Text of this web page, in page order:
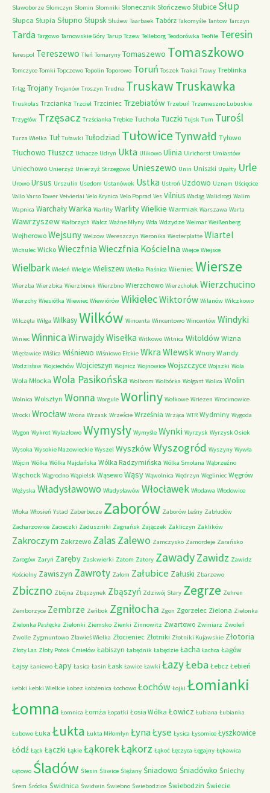
Sławoborze Słomczyn Słomin Słomniki Słonecznik Słończewo Słubice Słup
Słupca Słupia Słupno Słupsk Służew Taarbaek Tabórz Takomyśle Tantow Tarczyn
Tarda Targowo Tarnowskie Góry Tarup Tczew Telleborg Teodorówka Teofile Teresin
Terespol Tereszewo Tleń Tomaryny Tomaszewo Tomaszkowo
Tomczyce Tomki Topczewo Topolin Toporowo Toruń Toszek Trakai Trawy Treblinka
Trląg Trojany Trojanów Troszyn Trudna TruskawTruskawka
Truskolas Trzcianka Trzciel Trzciniec Trzebiatów Trzebuń Trzemeszno Lubuskie
Trzygłów Trzęsacz Trzścianka Trębice Tuchola Tuczki Tujsk Tum Turośl
Turza Wielka Tuł Tuławki Tułodziad Tułowice Tynwałd Tyłowo
Tłuchowo Tłuszcz Uchacze Udryn Ukta Ulikowo Ulinia Ulrichorst Umiastów
Uniechowo Unierzyż Unierzyż Strzegowo Unieszewo Unin Uniszki Upałty Urle
Urowo Ursus Urszulin Usedom Ustanówek Ustka Ustroń Uzdowo Uznam Uścięcice
Vallo Varso Tower Veivieriai Velo Krynica Velo Poprad Ves Vilnius Wadąg Walidrogi Walim
Wapnica WarchałyWarka Warlity Warlity Wielkie Warmiak Warszawa Warta
Wawrzyszew Wałbrzych Wałcz Ważne Młyny Wda Wdzydze Weimar Weißenberg
Wejherowo Wejsuny Welzow Wereszczyn Weronika Westerplatte Wiartel
Wichulec Wicko Wieczfnia Wieczfnia Kościelna Wiejce Wiejsce
Wielbark Wieleń Wielgie Wieliszew Wielka Piaśnica Wieniec Wiersze
Wierzba Wierzbica Wierzbinek Wierzbno Wierzchowo Wierzchołek Wierzchucino
Wierzchy Wiesiółka Wiewiec Wiewiórów WikielecWiktorów Wilanów Wilczkowo
Wilczęta Wilga WilkasyWilków Wincenta Wincentowo Wincentów Windyki
Winiec Winnica WirwajdyWisełka Witkowo Witnica Witoldów Wizna
Więcławice Wiślica Wiśniewo Wiśniowo Ełckie Wkra Wlewsk Wnory Wandy
Wodzisław Wojciechów Wojcieszyn Wojnicz Wojnowice Wojszczyce Wojszki Wola
Wola Młocka Wola Pasikońska Wolbrom Wolbórka Wolgast Wolica Wolin
Wolnica Wolsztyn Wonna Worgule Worliny Wołkowe Wriezen Wrocimowice
Wrocki Wrocław Wrona Wrzask Wrzeście Września Wrząca WTR Wydminy Wygoda
Wygon Wykrot Wylazłowo Wymysły Wymyśle Wynki Wyrzysk Wyrzysk Osiek
Wysoka Wysokie Mazowieckie Wyszel WyszkówWyszogród Wyszyny Wywła
Wójcin Wólka Wólka Majdańska Wólka Radzymińska Wólka Smolana Wąbrzeźno
Wąchock Wągrodno Wąpielsk Wąsewo Wąsy Wąwolnica Wędrzyn Węgliniec Węgrów
Wężyska Władysławowo Władysławów Włocławek Włodawa Włodowice
Włoka Włosień Ystad Zaberbecze Zaborów Zaborów Leśny Zabłudów
Zacharzowice Zacieczki Zaduszniki Zagnańsk Zajączek Zakliczyn Zaklików
Zakroczym Zakrzewo ZalasZalewo Zamczysko Zamordeje Zarańsko
Zarogów Zaryń Zaręby Zaskwierki Zatom Zatory ZawadyZawidz Zawidz
Kościelny Zawiszyn Zawroty Załom Załubice Załuski Zbarzewo
Zbiczno Zbójna Zbąszynek Zbąszyń Zdziwój Stary Zegrze Zehren
Zemborzyce Zembrze Zeńbok Zgniłocha Zgon Zgorzelec Zielona Zielonka
Zielonka Pasłęcka Zielonki Ziemsko Zienki Zinnowitz Zwartowo Zwiniarz Zwoleń
Zwolle Zygmuntowo Zławieś Wielka Złocieniec Złotniki Złotniki Kujawskie Złotoria
Złoty Las Złoty Potok Ćmielów Łabiszyn Łabędnik Łabędzie Łacha Łachca Łagów
Łajsy Łaniewo Łapy Łasica Łasin Łask Ławice Ławki ŁazyŁeba Łebcz Łebień
Łebki Łebki Wielkie Łobez Łobżenica Łochowo Łochów Łojki Łomianki
Łomna Łomnica Łomża Łopatki Łosia Wólka Łowicz Łubiana Łubianka
Łubowo Łuka Łukta Łukta Miłomłyn ŁynaŁyse Łysica Łysomice Łyszkowice
Łódź Łąck Łączki Łąkie ŁąkorekŁąkorz Łąkoć Łęczyca Łęgajny Łękawica
Łętowo Śladów Ślesin Śliwice Ślężany Śniadowo Śniadówko Śniechy
Śrem Śródka Świdnica Świdwin Świebno Świebodzice Świebodzin Świecie